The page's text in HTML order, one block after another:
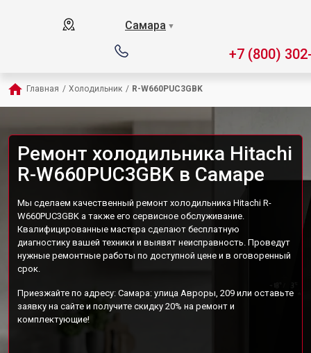
Самара ▼
+7 (800)
Главная / Холодильник / R-W660PUC3GBK
Ремонт холодильника Hitachi
R-W660PUC3GBK в Самаре
Мы сделаем качественный ремонт холодильника Hitachi R-
W660PUC3GBK а также его сервисное обслуживание.
Квалифицированные мастера сделают бесплатную
диагностику вашей техники и выявят неисправность. Проведут
нужные ремонтные работы по доступной цене и в оговоренный
срок.
Приезжайте по адресу: Самара: улица Авроры, 209 или оставьте
заявку на сайте и получите скидку 20% на ремонт и
комплектующие!